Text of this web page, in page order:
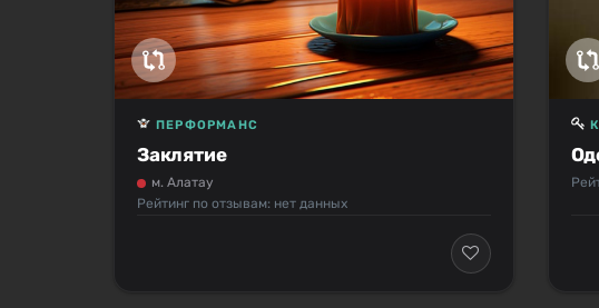
Заклятие
ПЕРФОРМАНС
м. Алатау
Рейтинг по отзывам: нет данных